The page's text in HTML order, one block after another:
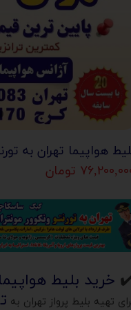
هواپیما تهران به
تومان
خرید بلیط
تهیه بلیط پرواز تهران به